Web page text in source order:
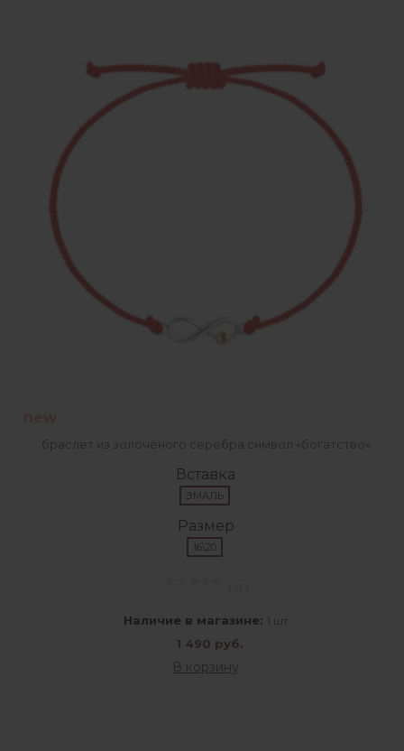
браслет из золочёного серебра.символ «богатство»
Вставка
ЭМАЛЬ
Размер
16\20
Наличие в магазине: 1 шт
1 490 руб.
В корзину